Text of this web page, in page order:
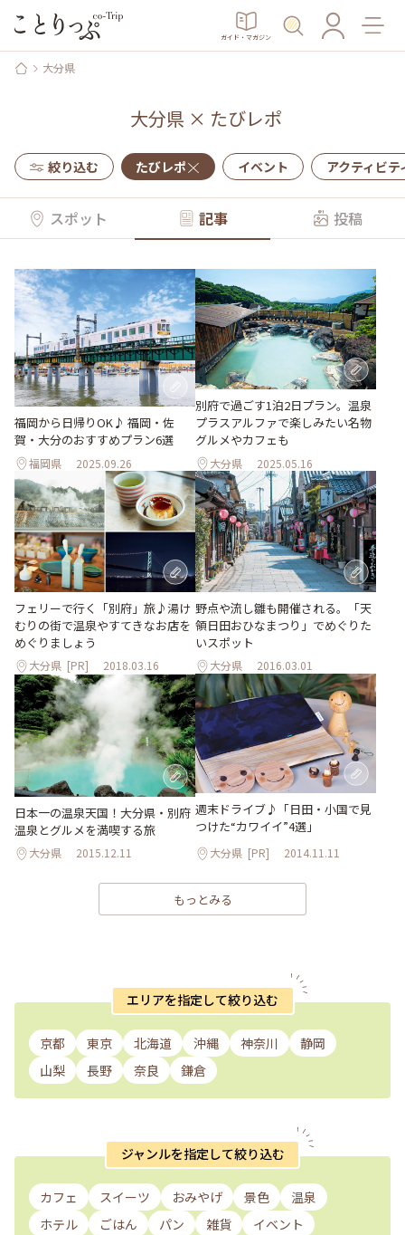
ガイド・マガジン
大分県
大分県 × たびレポ
絞り込む たびレポ イベント アクティビテ
スポット 記事 投稿
福岡から日帰りOK♪ 福岡・佐
賀・大分のおすすめプラン6選
福岡県 2025.09.26
別府で過ごす1泊2日プラン。温泉
プラスアルファで楽しみたい名物
グルメやカフェも
大分県 2025.05.16
フェリーで行く「別府」旅♪湯け
むりの街で温泉やすてきなお店を
めぐりましょう
大分県 [PR] 2018.03.16
野点や流し雛も開催される。「天
領日田おひなまつり」でめぐりた
いスポット
大分県 2016.03.01
日本一の温泉天国！大分県・別府
温泉とグルメを満喫する旅
大分県 2015.12.11
週末ドライブ♪「日田・小国で見
つけた“カワイイ”4選」
大分県 [PR] 2014.11.11
もっとみる
エリアを指定して絞り込む
京都 東京 北海道 沖縄 神奈川
静岡
山梨
長野 奈良 鎌倉
ジャンルを指定して絞り込む
カフェ スイーツ おみやげ 景色
温泉
ホテル
ごはん パン 雑貨 イベント